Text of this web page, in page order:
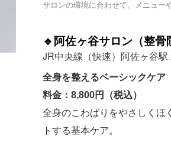
サロンの環境に合わせて、メニュー
🔹阿佐ヶ谷サロン（整骨
JR中央線（快速）阿佐ヶ谷駅
全身を整えるベーシックケア
料金：8,800円（税込）
全身のこわばりをやさしくほ
トする基本ケア。